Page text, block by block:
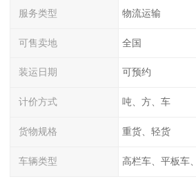
服务类型 物流运输
可售卖地 全国
装运日期 可预约
计价方式 吨、方、车
货物规格 重货、轻货
车辆类型 高栏车、平板车